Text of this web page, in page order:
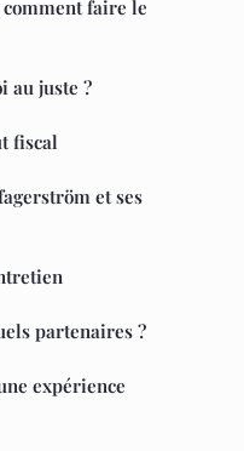
faire le
au juste ?
fiscal
et ses
partenaires ?
expérience